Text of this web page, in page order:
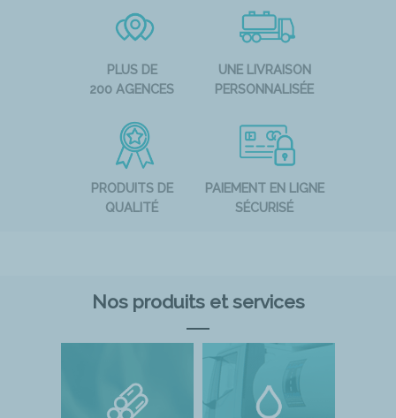
PLUS DE
200 AGENCES
UNE LIVRAISON
PERSONNALISÉE
PRODUITS DE
QUALITÉ
PAIEMENT EN LIGNE
SÉCURISÉ
Nos produits et services